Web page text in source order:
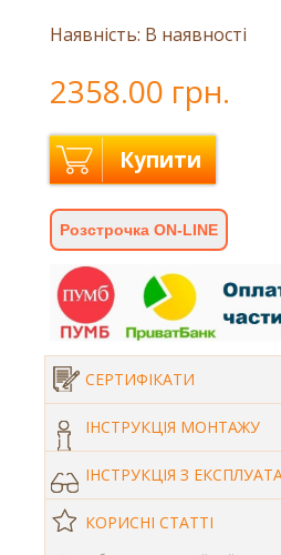
Наявність: В наявності
2358.00 грн.
Купити
Розстрочка ON-LINE
СЕРТИФІКАТИ
ІНСТРУКЦІЯ МОНТАЖУ
ІНСТРУКЦІЯ З
КОРИСНІ СТАТТІ